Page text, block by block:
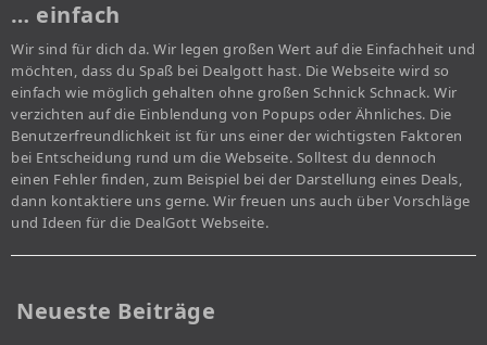
… einfach
Wir sind für dich da. Wir legen großen Wert auf die Einfachheit und
möchten, dass du Spaß bei Dealgott hast. Die Webseite wird so
einfach wie möglich gehalten ohne großen Schnick Schnack. Wir
verzichten auf die Einblendung von Popups oder Ähnliches. Die
Benutzerfreundlichkeit ist für uns einer der wichtigsten Faktoren
bei Entscheidung rund um die Webseite. Solltest du dennoch
einen Fehler finden, zum Beispiel bei der Darstellung eines Deals,
dann kontaktiere uns gerne. Wir freuen uns auch über Vorschläge
und Ideen für die DealGott Webseite.
Neueste Beiträge